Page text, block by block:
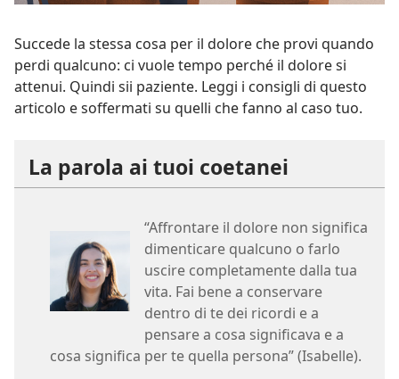
Succede la stessa cosa per il dolore che provi quando
perdi qualcuno: ci vuole tempo perché il dolore si
attenui. Quindi sii paziente. Leggi i consigli di questo
articolo e soffermati su quelli che fanno al caso tuo.
La parola ai tuoi coetanei
“Affrontare il dolore non significa
dimenticare qualcuno o farlo
uscire completamente dalla tua
vita. Fai bene a conservare
dentro di te dei ricordi e a
pensare a cosa significava e a
cosa significa per te quella persona” (Isabelle).